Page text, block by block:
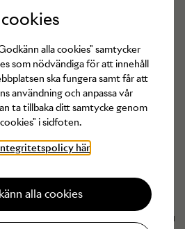
för tillfället
du vill ska få ett nytt liv?
Arkivet) kan du sälja de plagg du
alla cookies" samtycker
som nödvändiga för att innehåll
ska fungera samt får att
användning och anpassa vår
ta tillbaka ditt samtycke genom
i sidfoten.
här
alla cookies